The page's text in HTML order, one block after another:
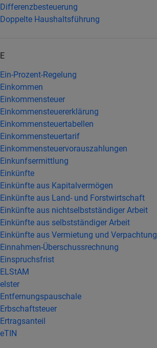
Differenzbesteuerung
Doppelte Haushaltsführung
E
Ein-Prozent-Regelung
Einkommen
Einkommensteuer
Einkommensteuererklärung
Einkommensteuertabellen
Einkommensteuertarif
Einkommensteuervorauszahlungen
Einkunfsermittlung
Einkünfte
Einkünfte aus Kapitalvermögen
Einkünfte aus Land- und Forstwirtschaft
Einkünfte aus nichtselbstständiger Arbeit
Einkünfte aus selbstständiger Arbeit
Einkünfte aus Vermietung und Verpachtung
Einnahmen-Überschussrechnung
Einspruchsfrist
ELStAM
elster
Entfernungspauschale
Erbschaftsteuer
Ertragsanteil
eTIN